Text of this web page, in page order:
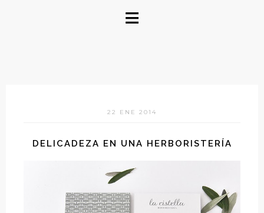
≡
22 ENE 2014
DELICADEZA EN UNA HERBORISTERÍA